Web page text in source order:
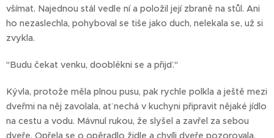
všímat. Najednou stál vedle ní a položil její zbraně na stůl. Ani
ho nezaslechla, pohyboval se tiše jako duch, nelekala se, už si
zvykla.
"Budu čekat venku, dooblékni se a přijď."
Kývla, protože měla plnou pusu, pak rychle polkla a ještě mezi
dveřmi na něj zavolala, ať nechá v kuchyni připravit nějaké jídlo
na cestu a vodu. Mávnul rukou, že slyšel a zavřel za sebou
dveře. Opřela se o opěradlo židle a chvíli dveře pozorovala,